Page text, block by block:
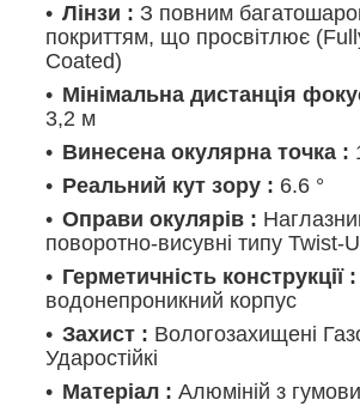
Лінзи : З повним
покриттям, що просвітлює
Coated)
Мінімальна дистанція
3,2 м
Винесена окулярна точка :
Реальний кут зору : 6.6 °
Оправи окулярів :
поворотно-висувні типу Twist-
Герметичність конструкції :
водонепроникний корпус
Захист : Вологозахищені
Ударостійкі
Матеріал : Алюміній з